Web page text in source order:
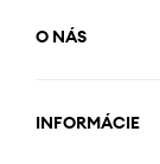
O NÁS
INFORMÁCIE